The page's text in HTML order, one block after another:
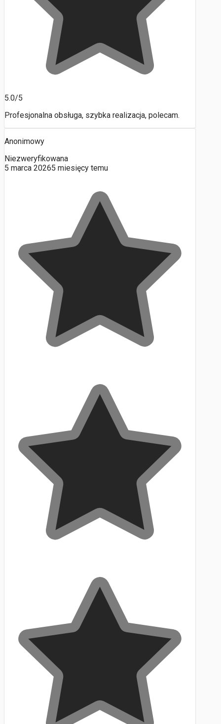
5.0/5
Profesjonalna obsługa, szybka realizacja, polecam.
Anonimowy
Niezweryfikowana
5 marca 20265 miesięcy temu